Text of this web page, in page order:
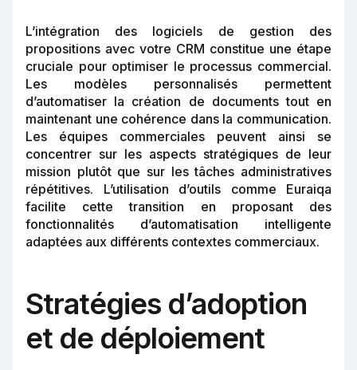
L’intégration des logiciels de gestion des
propositions avec votre CRM constitue une étape
cruciale pour optimiser le processus commercial.
Les modèles personnalisés permettent
d’automatiser la création de documents tout en
maintenant une cohérence dans la communication.
Les équipes commerciales peuvent ainsi se
concentrer sur les aspects stratégiques de leur
mission plutôt que sur les tâches administratives
répétitives. L’utilisation d’outils comme Euraiqa
facilite cette transition en proposant des
fonctionnalités d’automatisation intelligente
adaptées aux différents contextes commerciaux.
Stratégies d’adoption
et de déploiement